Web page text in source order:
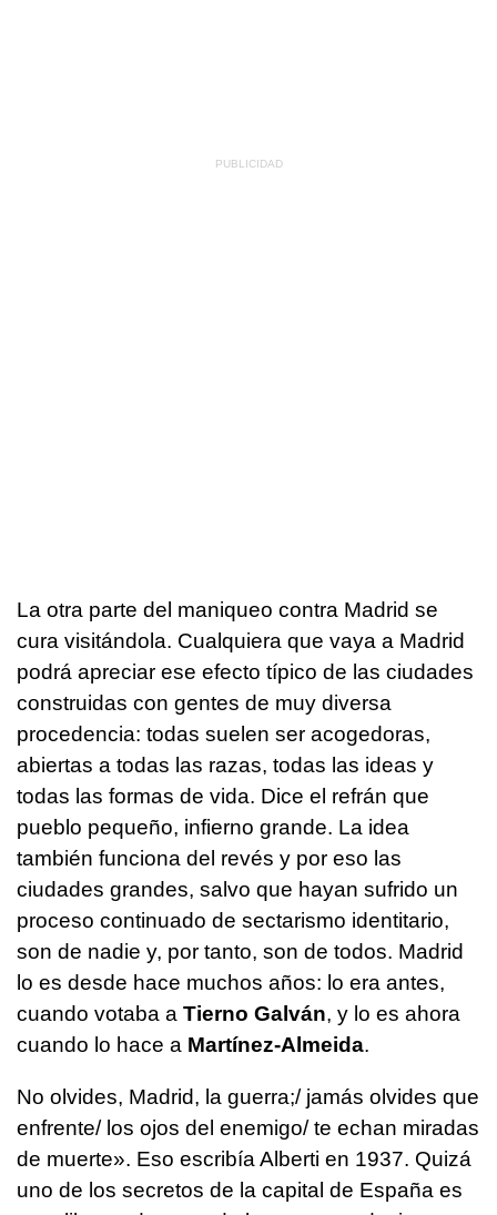
La otra parte del maniqueo contra Madrid se
cura visitándola. Cualquiera que vaya a Madrid
podrá apreciar ese efecto típico de las ciudades
construidas con gentes de muy diversa
procedencia: todas suelen ser acogedoras,
abiertas a todas las razas, todas las ideas y
todas las formas de vida. Dice el refrán que
pueblo pequeño, infierno grande. La idea
también funciona del revés y por eso las
ciudades grandes, salvo que hayan sufrido un
proceso continuado de sectarismo identitario,
son de nadie y, por tanto, son de todos. Madrid
lo es desde hace muchos años: lo era antes,
cuando votaba a Tierno Galván, y lo es ahora
cuando lo hace a Martínez-Almeida.
No olvides, Madrid, la guerra;/ jamás olvides que
enfrente/ los ojos del enemigo/ te echan miradas
de muerte». Eso escribía Alberti en 1937. Quizá
uno de los secretos de la capital de España es